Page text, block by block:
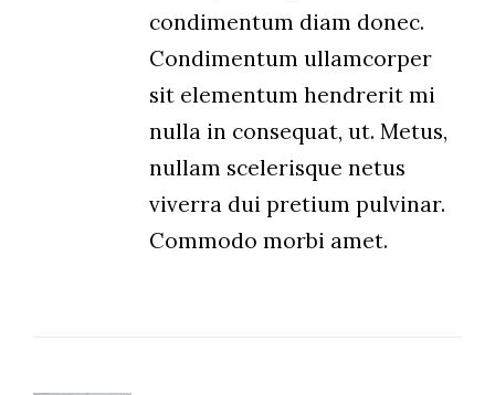
condimentum diam donec.
Condimentum ullamcorper
sit elementum hendrerit mi
nulla in consequat, ut. Metus,
nullam scelerisque netus
viverra dui pretium pulvinar.
Commodo morbi amet.